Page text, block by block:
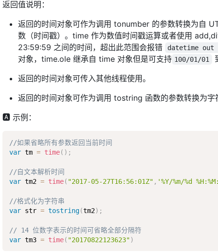
返回值说明：
返回的时间对象可作为调用 tonumber 的参数转换为自
数（时间戳）。time 作为数值时间戳运算或者使用
23:59:59 之间的时间，超出此范围会报错
datetime
对象，time.ole 继承自 time 对象但是可支持 100/01/01
返回的时间对象可传入其他线程使用。
返回的时间对象可作为调用 tostring 函数的参数转换为字
🅰 示例：
//如果省略所有参数返回当前时间
var tm = time( ) ;
//自文本解析时间
var tm2 = time( "2017-05-27T16:56:01Z" , '%Y/%m/%d
//格式化为字符串
var str = tostring(tm2) ;
// 14 位数字表示的时间可省略全部分隔符
var tm3 = time( "20170822123623")